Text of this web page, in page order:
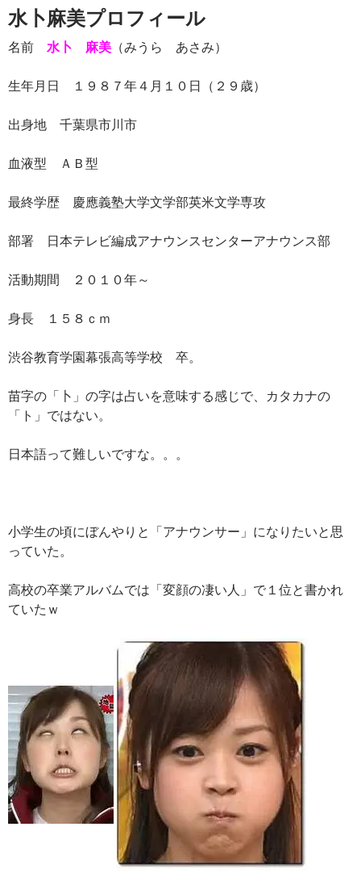
水卜麻美プロフィール
名前 水卜 麻美 （みうら あさみ）
生年月日 １９８７年４月１０日（２９歳）
出身地 千葉県市川市
血液型 ＡＢ型
最終学歴 慶應義塾大学文学部英米文学専攻
部署 日本テレビ編成アナウンスセンターアナウンス部
活動期間 ２０１０年～
身長 １５８ｃｍ
渋谷教育学園幕張高等学校 卒。
苗字の「卜」の字は占いを意味する感じで、カタカナの
「ト」ではない。
日本語って難しいですな。。。
小学生の頃にぼんやりと「アナウンサー」になりたいと思
っていた。
高校の卒業アルバムでは「変顔の凄い人」で１位と書かれ
ていたｗ